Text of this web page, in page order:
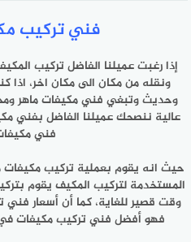
فني تركيب
إذا رغبت عميلنا الفاضل تركيب
ونقله من مكان الى مكان اخر،
وحديث وتبغي فني مكيفات ماهر
عالية ننصحك عميلنا الفاضل بفني
فني
حيث انه يقوم بعملية تركيب
المستخدمة لتركيب المكيف يقوم
وقت قصير للغاية، كما أنأسعار فني
فهو أفضل فني تركيب مكيفات في